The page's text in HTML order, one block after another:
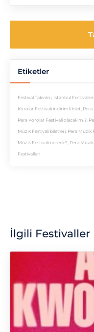
Etiketler
Festival Takvimi, İstanbul Festivalleri
Korolar Festivali indirimli bilet, Pera
Pera Korolar Festivali olacak mı?,
Müzik Festivali biletleri, Pera Müzik
Müzik Festivali nerede?, Pera Müzik
Festivalleri
İlgili Festivaller